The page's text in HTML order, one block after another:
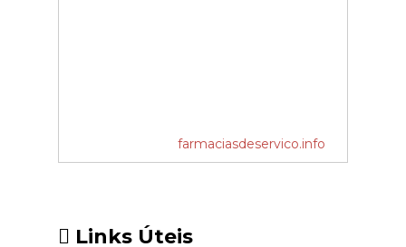
farmaciasdeservico.info
Links Úteis